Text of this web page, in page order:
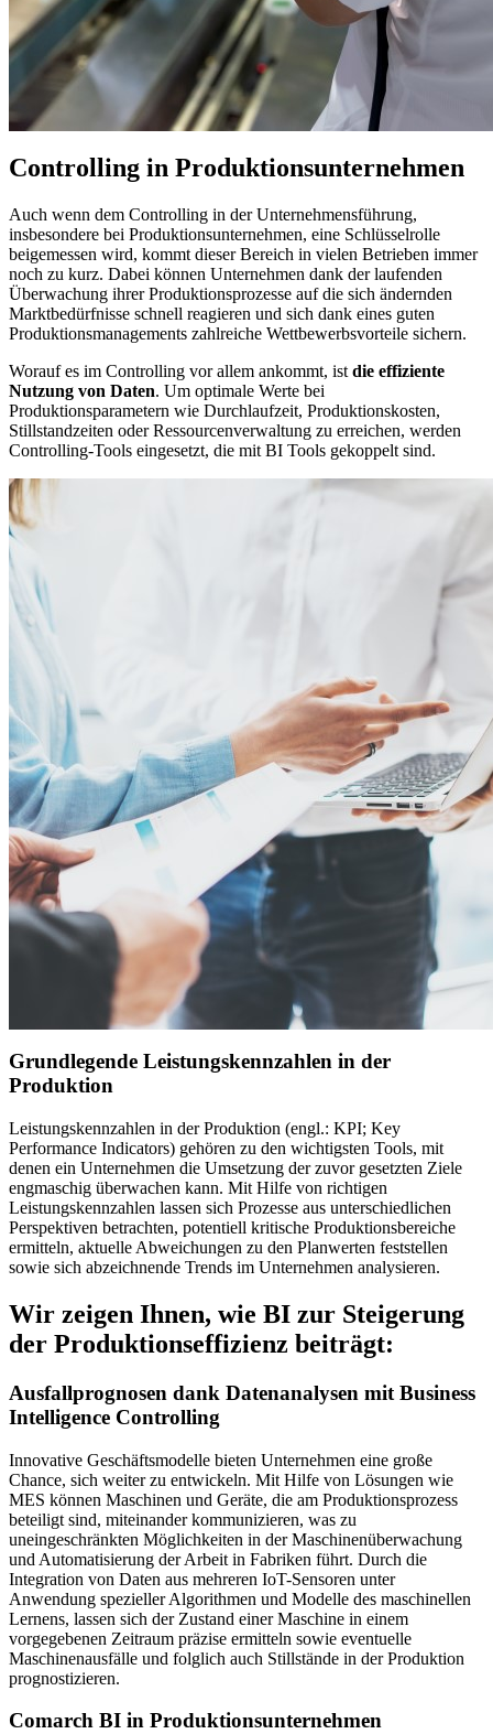
Controlling in Produktionsunternehmen
Auch wenn dem Controlling in der Unternehmensführung,
insbesondere bei Produktionsunternehmen, eine Schlüsselrolle
beigemessen wird, kommt dieser Bereich in vielen Betrieben immer
noch zu kurz. Dabei können Unternehmen dank der laufenden
Überwachung ihrer Produktionsprozesse auf die sich ändernden
Marktbedürfnisse schnell reagieren und sich dank eines guten
Produktionsmanagements zahlreiche Wettbewerbsvorteile sichern.
Worauf es im Controlling vor allem ankommt, ist die effiziente
Nutzung von Daten. Um optimale Werte bei
Produktionsparametern wie Durchlaufzeit, Produktionskosten,
Stillstandzeiten oder Ressourcenverwaltung zu erreichen, werden
Controlling-Tools eingesetzt, die mit BI Tools gekoppelt sind.
Grundlegende Leistungskennzahlen in der
Produktion
Leistungskennzahlen in der Produktion (engl.: KPI; Key
Performance Indicators) gehören zu den wichtigsten Tools, mit
denen ein Unternehmen die Umsetzung der zuvor gesetzten Ziele
engmaschig überwachen kann. Mit Hilfe von richtigen
Leistungskennzahlen lassen sich Prozesse aus unterschiedlichen
Perspektiven betrachten, potentiell kritische Produktionsbereiche
ermitteln, aktuelle Abweichungen zu den Planwerten feststellen
sowie sich abzeichnende Trends im Unternehmen analysieren.
Wir zeigen Ihnen, wie BI zur Steigerung
der Produktionseffizienz beiträgt:
Ausfallprognosen dank Datenanalysen mit Business
Intelligence Controlling
Innovative Geschäftsmodelle bieten Unternehmen eine große
Chance, sich weiter zu entwickeln. Mit Hilfe von Lösungen wie
MES können Maschinen und Geräte, die am Produktionsprozess
beteiligt sind, miteinander kommunizieren, was zu
uneingeschränkten Möglichkeiten in der Maschinenüberwachung
und Automatisierung der Arbeit in Fabriken führt. Durch die
Integration von Daten aus mehreren IoT-Sensoren unter
Anwendung spezieller Algorithmen und Modelle des maschinellen
Lernens, lassen sich der Zustand einer Maschine in einem
vorgegebenen Zeitraum präzise ermitteln sowie eventuelle
Maschinenausfälle und folglich auch Stillstände in der Produktion
prognostizieren.
Comarch BI in Produktionsunternehmen